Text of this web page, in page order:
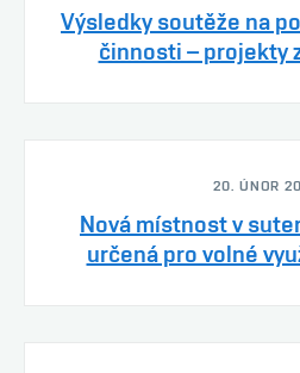
Výsledky soutěže na
činnosti – projekty
20. ÚNOR
Nová místnost v
určená pro volné